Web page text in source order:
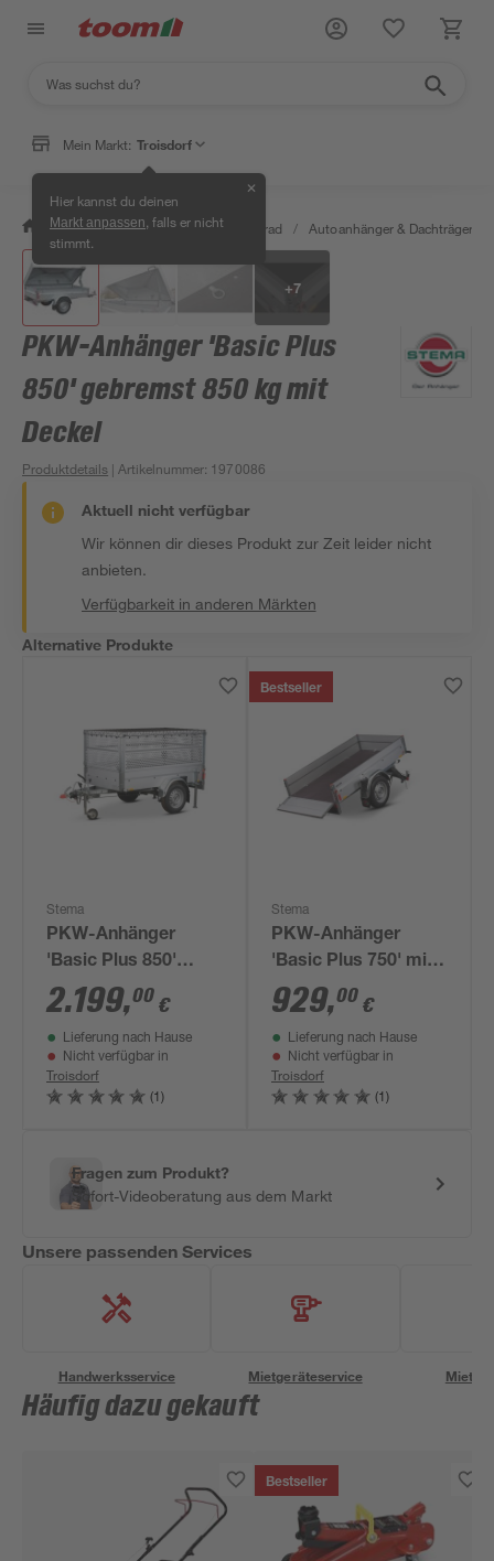
Mein Markt: Troisdorf
Hier kannst du deinen
Markt anpassen , falls er nicht
stimmt.
✕
/ Garten & Freizeit / Auto & Fahrrad / Autoanhänger & Dachträger
+7
PKW-Anhänger 'Basic Plus
850' gebremst 850 kg mit
Deckel
Produktdetails | Artikelnummer: 1970086
Aktuell nicht verfügbar
Wir können dir dieses Produkt zur Zeit leider nicht
anbieten.
Verfügbarkeit in anderen Märkten
Alternative Produkte
Stema
PKW-Anhänger
'Basic Plus 850'
gebremst 850 kg mit
Gitteraufsatz
2.199,00 €
Lieferung nach Hause
Nicht verfügbar in
Troisdorf
(1)
Bestseller
Stema
PKW-Anhänger
'Basic Plus 750' mit
Kippdeichsel,
ungebremst 750 kg
929,00 €
Lieferung nach Hause
Nicht verfügbar in
Troisdorf
(1)
Fragen zum Produkt?
Sofort-Videoberatung aus dem Markt
Unsere passenden Services
Handwerksservice Mietgeräteservice
Häufig dazu gekauft
Bestseller